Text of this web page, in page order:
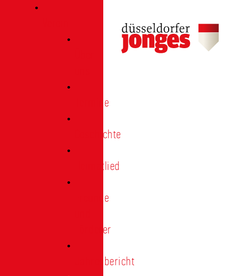
Termine
Geschichte
Heimatlied
Freunde
Förderer
Jahresbericht